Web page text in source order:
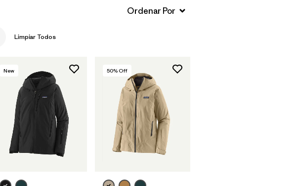
Limpiar Todos
New 50% Off